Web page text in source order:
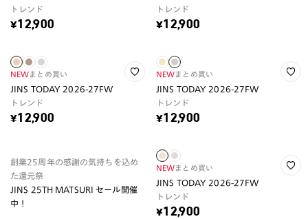
トレンド
¥12,900
トレンド
¥12,900
NEWまとめ買い
JINS TODAY 2026-27FW
トレンド
¥12,900
NEWまとめ買い
JINS TODAY 2026-27FW
トレンド
¥12,900
創業25周年の感謝の気持ちを込め
た還元祭
JINS 25TH MATSURI セール開催
中！
NEWまとめ買い
JINS TODAY 2026-27FW
トレンド
¥12,900